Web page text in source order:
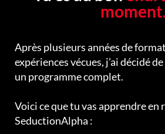
Après plusieurs années de
expériences vécues, j’ai décidé
un programme complet.
Voici ce que tu vas apprendre en
SeductionAlpha :